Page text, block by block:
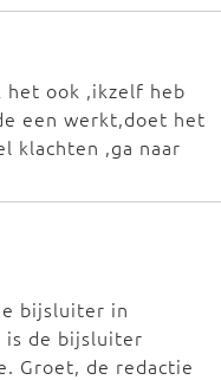
het ook ,ikzelf heb
een werkt,doet het
klachten ,ga naar
bijsluiter in
is de bijsluiter
Groet, de redactie